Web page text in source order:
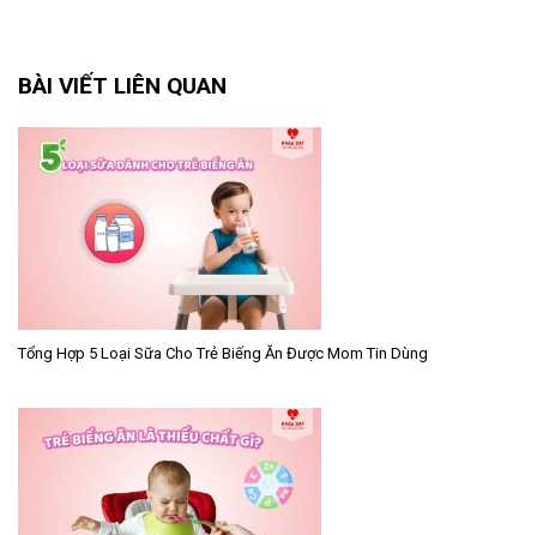
BÀI VIẾT LIÊN QUAN
Tổng Hợp 5 Loại Sữa Cho Trẻ Biếng Ăn Được Mom Tin Dùng